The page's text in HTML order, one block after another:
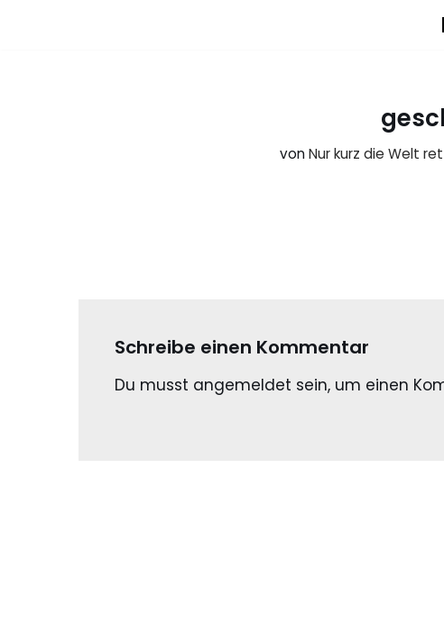
vonNur kurz die Welt
Schreibe einen Kommentar
Du musst angemeldet sein, um einen